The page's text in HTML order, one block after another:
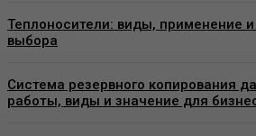
Теплоносители: виды, применение
выбора
Система резервного копирования
работы, виды и значение для